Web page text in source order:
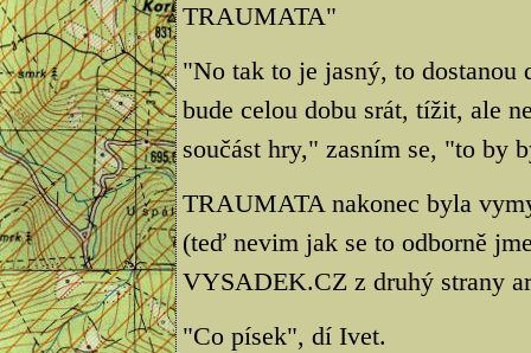
TRAUMATA"
"No tak to je jasný, to dostanou
bude celou dobu srát, tížit, ale
součást hry," zasním se, "to by
TRAUMATA nakonec byla
(teď nevim jak se to odborně
VYSADEK.CZ z druhý strany
"Co písek", dí Ivet.